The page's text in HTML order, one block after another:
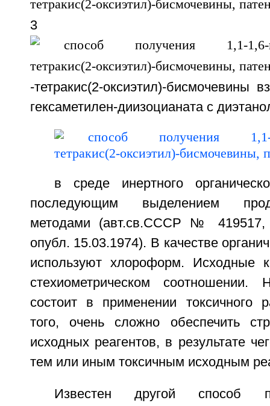
3
-тетракис(2-оксиэтил)-бисмочевины
гексаметилен-диизоцианата с
в среде инертного
последующим выделением
методами (авт.св.СССР №
опубл. 15.03.1974). В качестве
используют хлороформ. Исходные
стехиометрическом соотношении.
состоит в применении токсичного
того, очень сложно обеспечить
исходных реагентов, в результате
тем или иным токсичным исходным
Известен другой способ